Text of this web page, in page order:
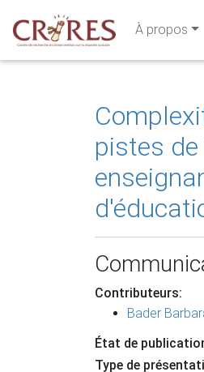
À propos
pistes
Contributeurs:
Bader
État de
Type de